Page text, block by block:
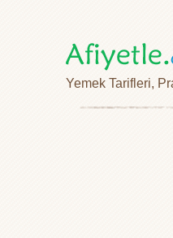
Yemek Tarifleri,